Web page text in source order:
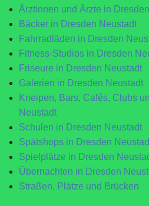
Ärztinnen und Ärzte in
Bäcker in Dresden Neustadt
Fahrradläden in Dresden
Fitness-Studios in Dresden
Friseure in Dresden Neustadt
Galerien in Dresden Neustadt
Kneipen, Bars, Cafés, Clubs
Neustadt
Schulen in Dresden Neustadt
Spätshops in Dresden
Spielplätze in Dresden
Übernachten in Dresden
Straßen, Plätze und Brücken